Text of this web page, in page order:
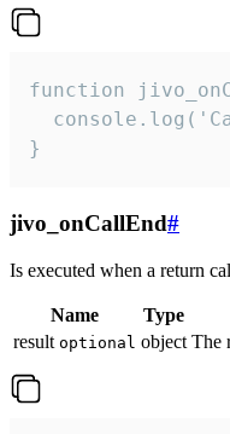
function
}
jivo_onCallEnd#
Is executed when a return
Name Type
result optional object The